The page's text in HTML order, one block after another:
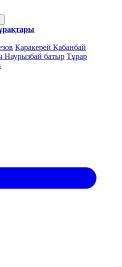
Қаракерей Қабанбай
батыр Тұрар